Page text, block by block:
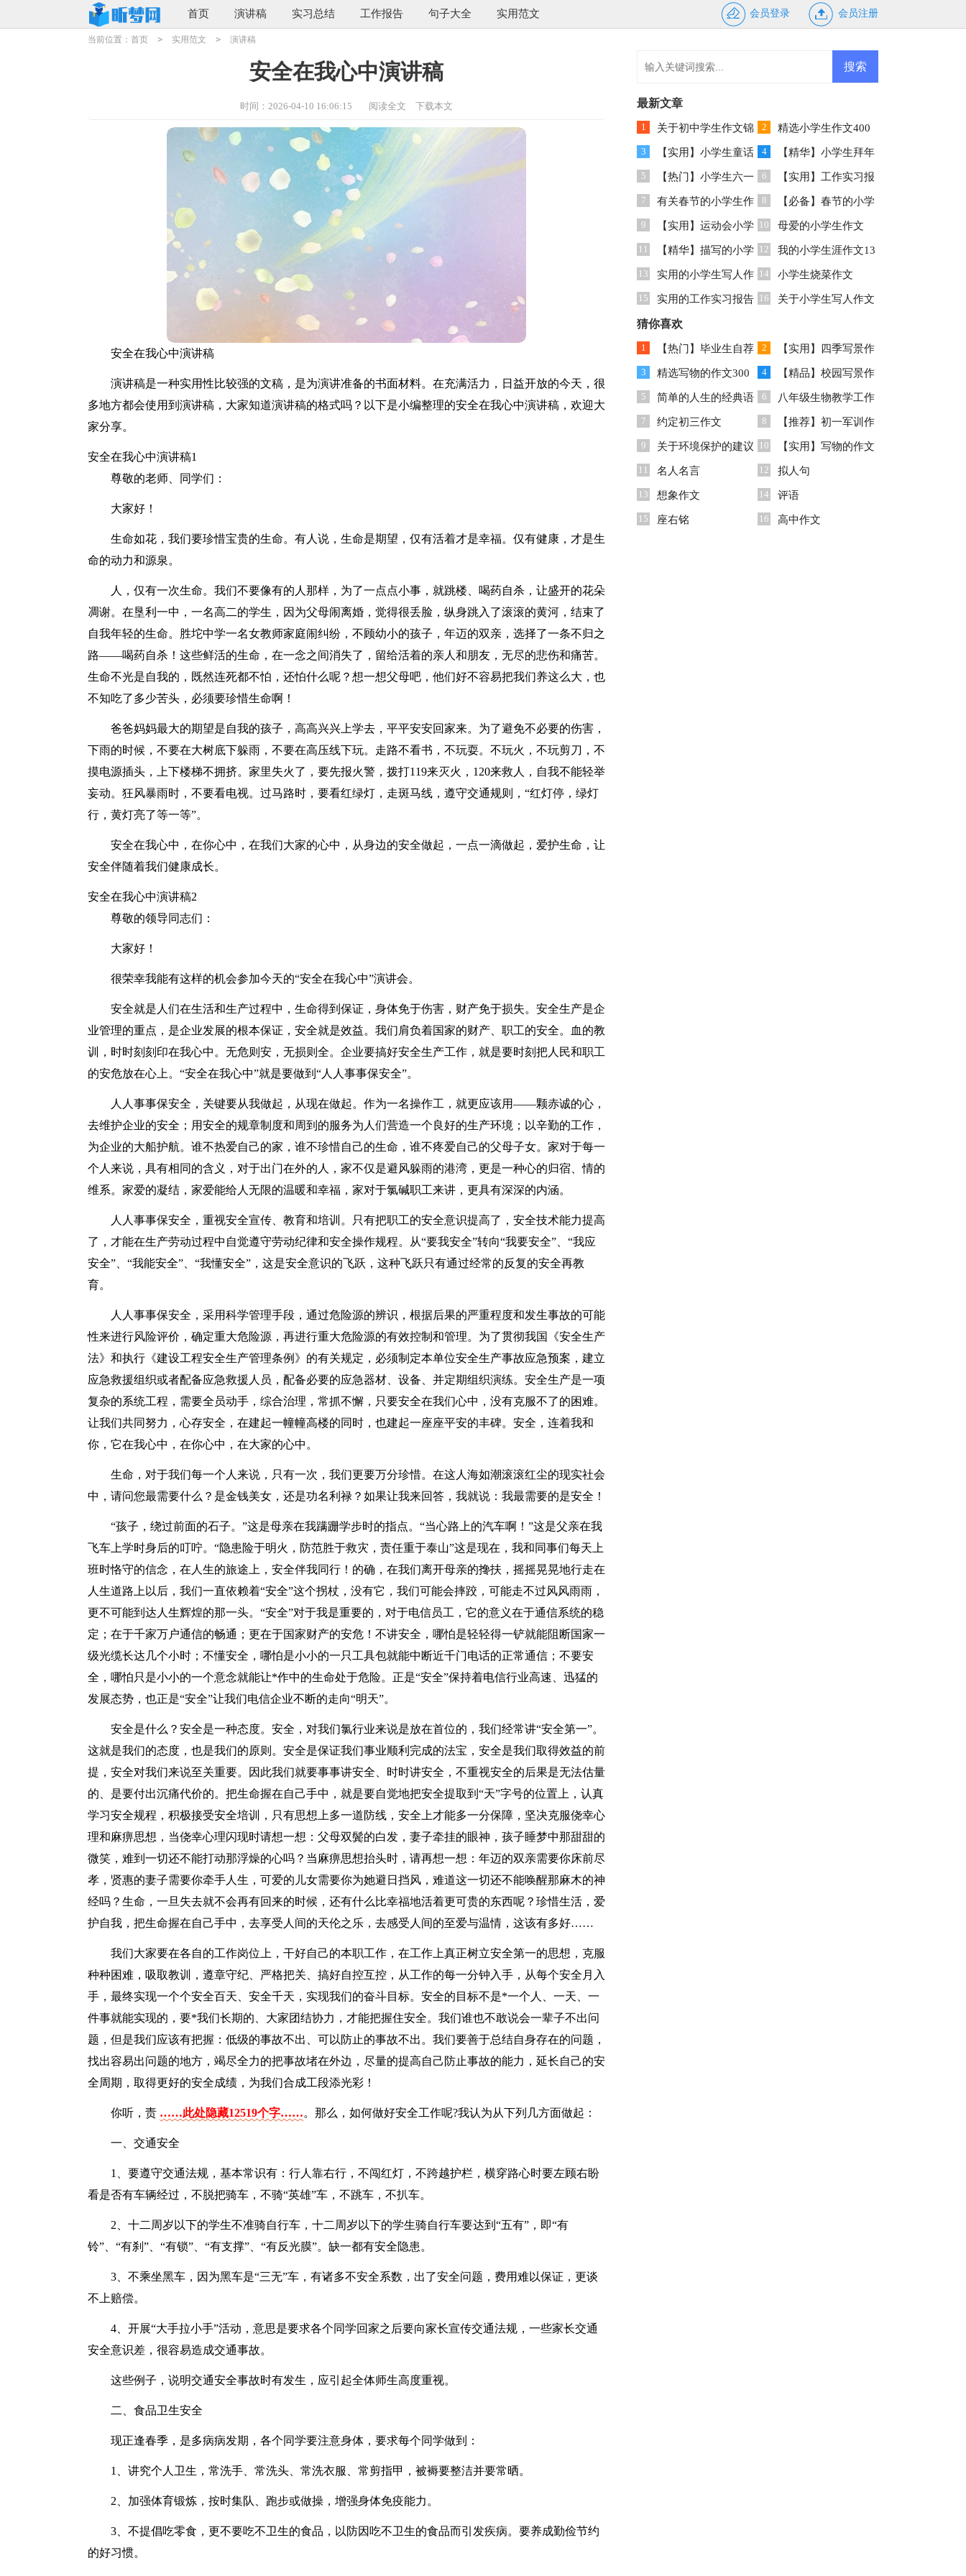
首页 演讲稿 实习总结 工作报告 句子大全 实用范文 会员登录 会员注册
当前位置： 首页 > 实用范文 > 演讲稿
安全在我心中演讲稿
时间：2026-04-10 16:06:15 阅读全文 下载本文
安全在我心中演讲稿
演讲稿是一种实用性比较强的文稿，是为演讲准备的书面材料。在充满活力，日益开放的今天，很
多地方都会使用到演讲稿，大家知道演讲稿的格式吗？以下是小编整理的安全在我心中演讲稿，欢迎大
家分享。
安全在我心中演讲稿1
尊敬的老师、同学们：
大家好！
生命如花，我们要珍惜宝贵的生命。有人说，生命是期望，仅有活着才是幸福。仅有健康，才是生
命的动力和源泉。
人，仅有一次生命。我们不要像有的人那样，为了一点点小事，就跳楼、喝药自杀，让盛开的花朵
凋谢。在垦利一中，一名高二的学生，因为父母闹离婚，觉得很丢脸，纵身跳入了滚滚的黄河，结束了
自我年轻的生命。胜坨中学一名女教师家庭闹纠纷，不顾幼小的孩子，年迈的双亲，选择了一条不归之
路——喝药自杀！这些鲜活的生命，在一念之间消失了，留给活着的亲人和朋友，无尽的悲伤和痛苦。
生命不光是自我的，既然连死都不怕，还怕什么呢？想一想父母吧，他们好不容易把我们养这么大，也
不知吃了多少苦头，必须要珍惜生命啊！
爸爸妈妈最大的期望是自我的孩子，高高兴兴上学去，平平安安回家来。为了避免不必要的伤害，
下雨的时候，不要在大树底下躲雨，不要在高压线下玩。走路不看书，不玩耍。不玩火，不玩剪刀，不
摸电源插头，上下楼梯不拥挤。家里失火了，要先报火警，拨打119来灭火，120来救人，自我不能轻举
妄动。狂风暴雨时，不要看电视。过马路时，要看红绿灯，走斑马线，遵守交通规则，“红灯停，绿灯
行，黄灯亮了等一等”。
安全在我心中，在你心中，在我们大家的心中，从身边的安全做起，一点一滴做起，爱护生命，让
安全伴随着我们健康成长。
安全在我心中演讲稿2
尊敬的领导同志们：
大家好！
很荣幸我能有这样的机会参加今天的“安全在我心中”演讲会。
安全就是人们在生活和生产过程中，生命得到保证，身体免于伤害，财产免于损失。安全生产是企
业管理的重点，是企业发展的根本保证，安全就是效益。我们肩负着国家的财产、职工的安全。血的教
训，时时刻刻印在我心中。无危则安，无损则全。企业要搞好安全生产工作，就是要时刻把人民和职工
的安危放在心上。“安全在我心中”就是要做到“人人事事保安全”。
人人事事保安全，关键要从我做起，从现在做起。作为一名操作工，就更应该用——颗赤诚的心，
去维护企业的安全；用安全的规章制度和周到的服务为人们营造一个良好的生产环境；以辛勤的工作，
为企业的大船护航。谁不热爱自己的家，谁不珍惜自己的生命，谁不疼爱自己的父母子女。家对于每一
个人来说，具有相同的含义，对于出门在外的人，家不仅是避风躲雨的港湾，更是一种心的归宿、情的
维系。家爱的凝结，家爱能给人无限的温暖和幸福，家对于氯碱职工来讲，更具有深深的内涵。
人人事事保安全，重视安全宣传、教育和培训。只有把职工的安全意识提高了，安全技术能力提高
了，才能在生产劳动过程中自觉遵守劳动纪律和安全操作规程。从“要我安全”转向“我要安全”、“我应
安全”、“我能安全”、“我懂安全”，这是安全意识的飞跃，这种飞跃只有通过经常的反复的安全再教
育。
人人事事保安全，采用科学管理手段，通过危险源的辨识，根据后果的严重程度和发生事故的可能
性来进行风险评价，确定重大危险源，再进行重大危险源的有效控制和管理。为了贯彻我国《安全生产
法》和执行《建设工程安全生产管理条例》的有关规定，必须制定本单位安全生产事故应急预案，建立
应急救援组织或者配备应急救援人员，配备必要的应急器材、设备、并定期组织演练。安全生产是一项
复杂的系统工程，需要全员动手，综合治理，常抓不懈，只要安全在我们心中，没有克服不了的困难。
让我们共同努力，心存安全，在建起一幢幢高楼的同时，也建起一座座平安的丰碑。安全，连着我和
你，它在我心中，在你心中，在大家的心中。
生命，对于我们每一个人来说，只有一次，我们更要万分珍惜。在这人海如潮滚滚红尘的现实社会
中，请问您最需要什么？是金钱美女，还是功名利禄？如果让我来回答，我就说：我最需要的是安全！
“孩子，绕过前面的石子。”这是母亲在我蹒跚学步时的指点。“当心路上的汽车啊！”这是父亲在我
飞车上学时身后的叮咛。“隐患险于明火，防范胜于救灾，责任重于泰山”这是现在，我和同事们每天上
班时恪守的信念，在人生的旅途上，安全伴我同行！的确，在我们离开母亲的搀扶，摇摇晃晃地行走在
人生道路上以后，我们一直依赖着“安全”这个拐杖，没有它，我们可能会摔跤，可能走不过风风雨雨，
更不可能到达人生辉煌的那一头。“安全”对于我是重要的，对于电信员工，它的意义在于通信系统的稳
定；在于千家万户通信的畅通；更在于国家财产的安危！不讲安全，哪怕是轻轻得一铲就能阻断国家一
级光缆长达几个小时；不懂安全，哪怕是小小的一只工具包就能中断近千门电话的正常通信；不要安
全，哪怕只是小小的一个意念就能让*作中的生命处于危险。正是“安全”保持着电信行业高速、迅猛的
发展态势，也正是“安全”让我们电信企业不断的走向“明天”。
安全是什么？安全是一种态度。安全，对我们氯行业来说是放在首位的，我们经常讲“安全第一”。
这就是我们的态度，也是我们的原则。安全是保证我们事业顺利完成的法宝，安全是我们取得效益的前
提，安全对我们来说至关重要。因此我们就要事事讲安全、时时讲安全，不重视安全的后果是无法估量
的、是要付出沉痛代价的。把生命握在自己手中，就是要自觉地把安全提取到“天”字号的位置上，认真
学习安全规程，积极接受安全培训，只有思想上多一道防线，安全上才能多一分保障，坚决克服侥幸心
理和麻痹思想，当侥幸心理闪现时请想一想：父母双鬓的白发，妻子牵挂的眼神，孩子睡梦中那甜甜的
微笑，难到一切还不能打动那浮燥的心吗？当麻痹思想抬头时，请再想一想：年迈的双亲需要你床前尽
孝，贤惠的妻子需要你牵手人生，可爱的儿女需要你为她避日挡风，难道这一切还不能唤醒那麻木的神
经吗？生命，一旦失去就不会再有回来的时候，还有什么比幸福地活着更可贵的东西呢？珍惜生活，爱
护自我，把生命握在自己手中，去享受人间的天伦之乐，去感受人间的至爱与温情，这该有多好……
我们大家要在各自的工作岗位上，干好自己的本职工作，在工作上真正树立安全第一的思想，克服
种种困难，吸取教训，遵章守纪、严格把关、搞好自控互控，从工作的每一分钟入手，从每个安全月入
手，最终实现一个个安全百天、安全千天，实现我们的奋斗目标。安全的目标不是*一个人、一天、一
件事就能实现的，要*我们长期的、大家团结协力，才能把握住安全。我们谁也不敢说会一辈子不出问
题，但是我们应该有把握：低级的事故不出、可以防止的事故不出。我们要善于总结自身存在的问题，
找出容易出问题的地方，竭尽全力的把事故堵在外边，尽量的提高自己防止事故的能力，延长自己的安
全周期，取得更好的安全成绩，为我们合成工段添光彩！
你听，责 ……此处隐藏12519个字……。那么，如何做好安全工作呢?我认为从下列几方面做起：
一、交通安全
1、要遵守交通法规，基本常识有：行人靠右行，不闯红灯，不跨越护栏，横穿路心时要左顾右盼
看是否有车辆经过，不脱把骑车，不骑“英雄”车，不跳车，不扒车。
2、十二周岁以下的学生不准骑自行车，十二周岁以下的学生骑自行车要达到“五有”，即“有
铃”、“有刹”、“有锁”、“有支撑”、“有反光膜”。缺一都有安全隐患。
3、不乘坐黑车，因为黑车是“三无”车，有诸多不安全系数，出了安全问题，费用难以保证，更谈
不上赔偿。
4、开展“大手拉小手”活动，意思是要求各个同学回家之后要向家长宣传交通法规，一些家长交通
安全意识差，很容易造成交通事故。
这些例子，说明交通安全事故时有发生，应引起全体师生高度重视。
二、食品卫生安全
现正逢春季，是多病病发期，各个同学要注意身体，要求每个同学做到：
1、讲究个人卫生，常洗手、常洗头、常洗衣服、常剪指甲，被褥要整洁并要常晒。
2、加强体育锻炼，按时集队、跑步或做操，增强身体免疫能力。
3、不提倡吃零食，更不要吃不卫生的食品，以防因吃不卫生的食品而引发疾病。要养成勤俭节约
的好习惯。
最新文章
1 关于初中学生作文锦
集七篇
2 精选小学生作文400
字汇编8篇
3 【实用】小学生童话
作文4篇
4 【精华】小学生拜年
作文4篇
5 【热门】小学生六一
作文3篇
6 【实用】工作实习报
告范文汇总八篇
7 有关春节的小学生作
文600字十篇
8 【必备】春节的小学
生作文汇编5篇
9 【实用】运动会小学
生作文300字3篇
10 母爱的小学生作文
400字集合5篇
11 【精华】描写的小学
生作文300字九篇
12 我的小学生涯作文13
篇
13 实用的小学生写人作
文300字集锦8篇
14 小学生烧菜作文
15 实用的工作实习报告
模板合集七篇
16 关于小学生写人作文
猜你喜欢
1 【热门】毕业生自荐
信模板合集五篇
2 【实用】四季写景作
文三篇
3 精选写物的作文300
字集锦10篇
4 【精品】校园写景作
文合集五篇
5 简单的人生的经典语
录集合76条
6 八年级生物教学工作
总结
7 约定初三作文 8 【推荐】初一军训作
文锦集6篇
9 关于环境保护的建议
书
10 【实用】写物的作文
汇编十篇
11 名人名言 12 拟人句
13 想象作文 14 评语
15 座右铭 16 高中作文